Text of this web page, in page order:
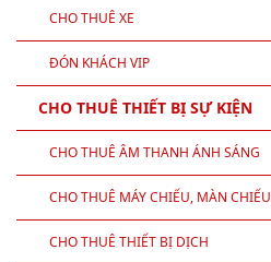
CHO THUÊ XE
ĐÓN KHÁCH VIP
CHO THUÊ THIẾT BỊ SỰ KIỆN
CHO THUÊ ÂM THANH ÁNH SÁNG
CHO THUÊ MÁY CHIẾU, MÀN CHIẾU
CHO THUÊ THIẾT BỊ DỊCH